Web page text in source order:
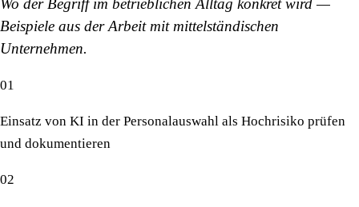
Wo der Begriff im betrieblichen Alltag konkret wird —
Beispiele aus der Arbeit mit mittelständischen
Unternehmen.
01
Einsatz von KI in der Personalauswahl als Hochrisiko prüfen
und dokumentieren
02